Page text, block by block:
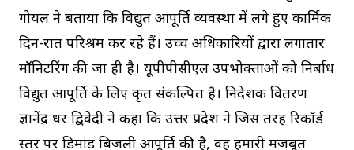
गोयल ने बताया कि विद्युत आपूर्ति व्यवस्था में लगे हुए कार्मिक
दिन-रात परिश्रम कर रहे हैं। उच्च अधिकारियों द्वारा लगातार
मॉनिटरिंग की जा ही है। यूपीपीसीएल उपभोक्ताओं को निर्बाध
विद्युत आपूर्ति के लिए कृत संकल्पित है। निदेशक वितरण
ज्ञानेंद्र धर द्विवेदी ने कहा कि उत्तर प्रदेश ने जिस तरह रिकॉर्ड
स्तर पर डिमांड बिजली आपूर्ति की है, वह हमारी मजबूत